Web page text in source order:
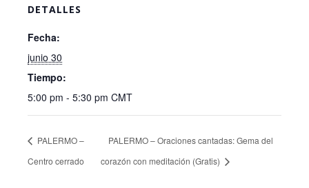
DETALLES
Fecha:
junio 30
Tiempo:
5:00 pm - 5:30 pm CMT
PALERMO –
Centro cerrado
PALERMO – Oraciones cantadas: Gema del
corazón con meditación (Gratis)